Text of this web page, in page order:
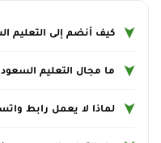
كيف أنضم إلى التعليم
ما مجال التعليم
لماذا لا يعمل رابط